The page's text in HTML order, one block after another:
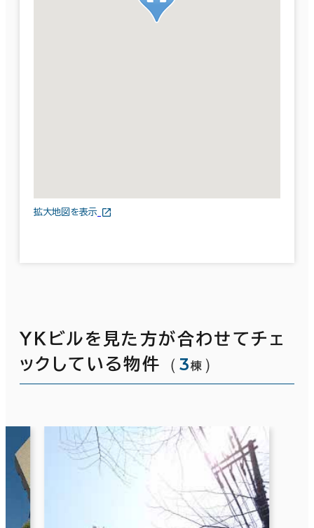
拡大地図を表示
ＹＫビルを見た方が合わせてチェ
ックしている物件
（ 3棟 ）